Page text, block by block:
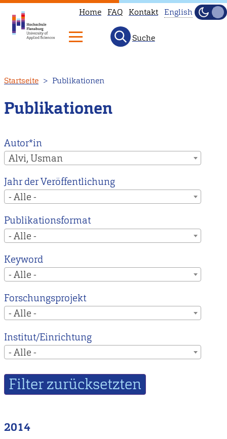
zum
Inhalt
Home FAQ Kontakt
to
our
main
instead.
English
Hell
Suche
Startseite Publikationen
Publikationen
Autor*in
Alvi, Usman
Jahr der Veröffentlichung
- Alle -
Publikationsformat
- Alle -
Keyword
- Alle -
Forschungsprojekt
- Alle -
Institut/Einrichtung
- Alle -
2014